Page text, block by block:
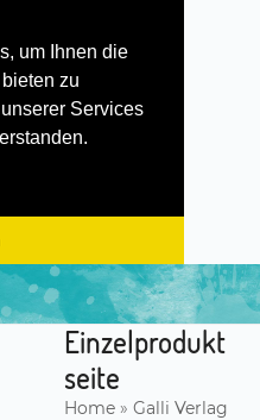
um Ihnen die
zu
Services
Einzelprodukt
seite
Home» Galli Verlag